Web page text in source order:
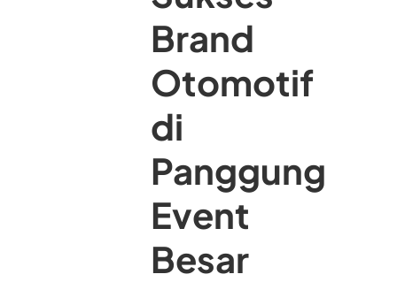
Brand
Otomotif
di
Panggung
Event
Besar